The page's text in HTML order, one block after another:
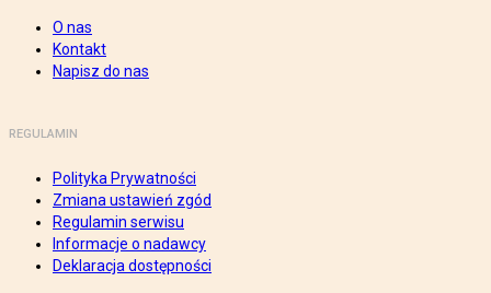
O nas
Kontakt
Napisz do nas
REGULAMIN
Polityka Prywatności
Zmiana ustawień zgód
Regulamin serwisu
Informacje o nadawcy
Deklaracja dostępności